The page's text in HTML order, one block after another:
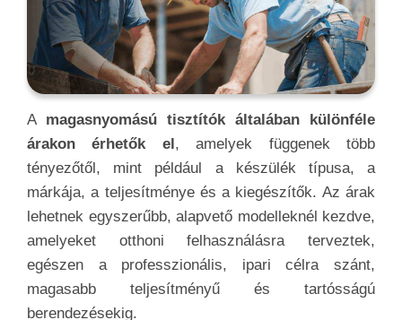
A magasnyomású tisztítók általában különféle
árakon érhetők el, amelyek függenek több
tényezőtől, mint például a készülék típusa, a
márkája, a teljesítménye és a kiegészítők. Az árak
lehetnek egyszerűbb, alapvető modelleknél kezdve,
amelyeket otthoni felhasználásra terveztek,
egészen a professzionális, ipari célra szánt,
magasabb teljesítményű és tartósságú
berendezésekig.